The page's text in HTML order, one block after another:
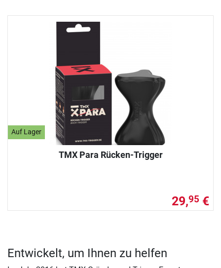
Auf Lager
TMX Para Rücken-Trigger
29,95 €
Entwickelt, um Ihnen zu helfen